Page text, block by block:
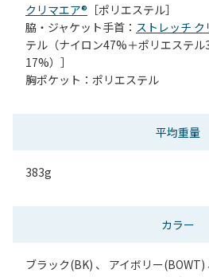
クリマエア® ［ポリエステル］
脇・ジャケット手首： ストレッチ
テル（ナイロン47%＋ポリエステ
17%）］
胸ポケット：ポリエステル
平均重量
383g
カラー
ブラック(BK) 、 アイボリー